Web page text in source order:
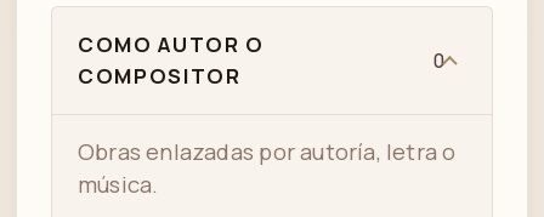
COMO AUTOR O
COMPOSITOR
0
Obras enlazadas por autoría, letra o
música.